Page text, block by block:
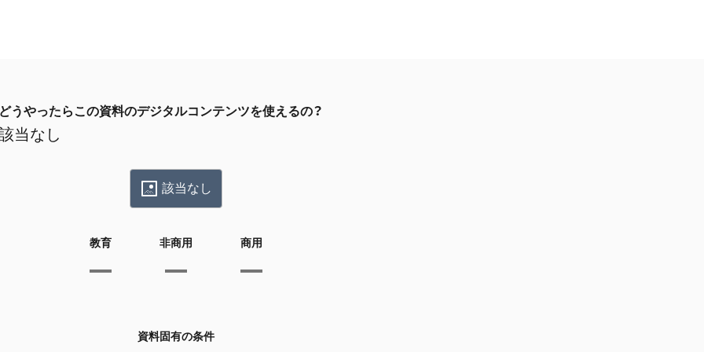
どうやったらこの資料のデジタルコンテンツを使えるの？
当なし
該当なし
教育 非商用 商用
資料固有の条件